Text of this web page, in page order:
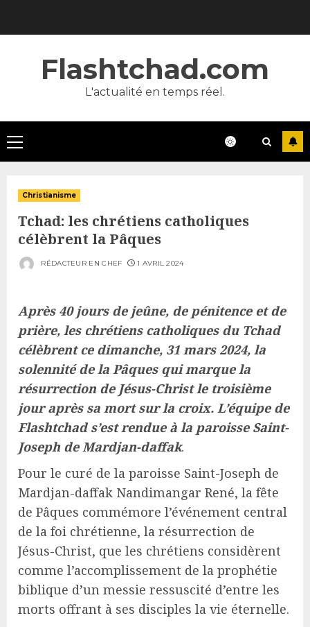
Flashtchad.com
L'actualité en temps réel.
Primary
Menu
Christianisme
Tchad: les chrétiens catholiques
célèbrent la Pâques
RÉDACTEUR EN CHEF 1 AVRIL 2024
Après 40 jours de jeûne, de pénitence et de
prière, les chrétiens catholiques du Tchad
célèbrent ce dimanche, 31 mars 2024, la
solennité de la Pâques qui marque la
résurrection de Jésus-Christ le troisième
jour après sa mort sur la croix. L’équipe de
Flashtchad s’est rendue à la paroisse Saint-
Joseph de Mardjan-daffak.
Pour le curé de la paroisse Saint-Joseph de
Mardjan-daffak Nandimangar René, la fête
de Pâques commémore l’événement central
de la foi chrétienne, la résurrection de
Jésus-Christ, que les chrétiens considèrent
comme l’accomplissement de la prophétie
biblique d’un messie ressuscité d’entre les
morts offrant à ses disciples la vie éternelle.